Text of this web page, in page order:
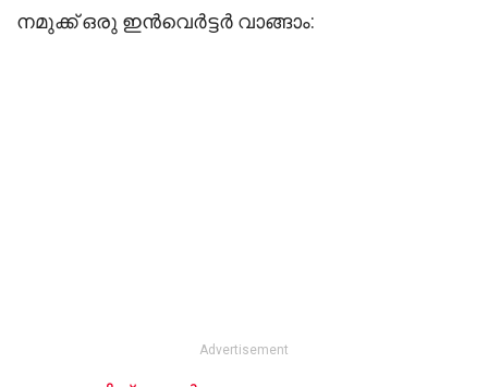
നമുക്ക് ഒരു ഇൻവെർട്ടർ വാങ്ങാം:
Advertisement